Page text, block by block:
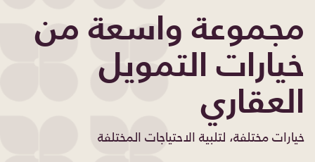
مجموعة واسعة من
خيارات التمويل
العقاري
خيارات مختلفة، لتلبية الاحتياجات المختلفة